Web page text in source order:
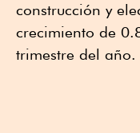
construcción y
crecimiento de
trimestre del año.